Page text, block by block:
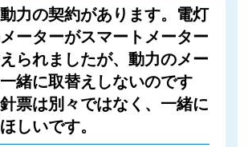
力の契約があります。電灯
ーターがスマートメーター
られましたが、動力のメー
緒に取替えしないのです
票は別々ではなく、一緒に
しいです。